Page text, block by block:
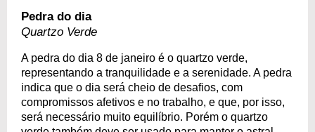
Pedra do dia
Quartzo Verde
A pedra do dia 8 de janeiro é o quartzo verde,
representando a tranquilidade e a serenidade. A pedra
indica que o dia será cheio de desafios, com
compromissos afetivos e no trabalho, e que, por isso,
será necessário muito equilíbrio. Porém o quartzo